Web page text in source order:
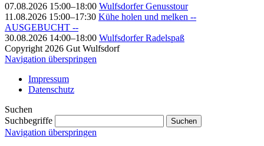
07.08.2026 15:00–18:00 Wulfsdorfer Genusstour
11.08.2026 15:00–17:30 Kühe holen und melken --
AUSGEBUCHT --
30.08.2026 14:00–18:00 Wulfsdorfer Radelspaß
Copyright 2026 Gut Wulfsdorf
Navigation überspringen
Impressum
Datenschutz
Suchen
Suchbegriffe
Suchen
Navigation überspringen